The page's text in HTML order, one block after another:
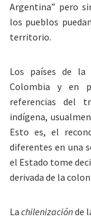
Argentina” pero
los pueblos
territorio.
Los países de la
Colombia y en
referencias del
indígena,
Esto es, el
diferentes en una
el Estado tome
derivada de la
La chilenizaciónde